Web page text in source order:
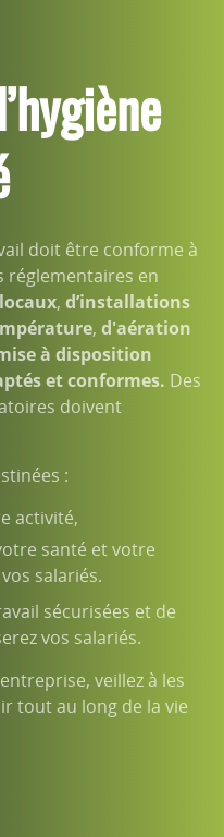
doit être conforme à
réglementaires en
,d’installations
,d'aération
à disposition
et conformes. Des
doivent
:
activité,
santé et votre
salariés.
sécurisées et de
vos salariés.
veillez à les
tout au long de la vie